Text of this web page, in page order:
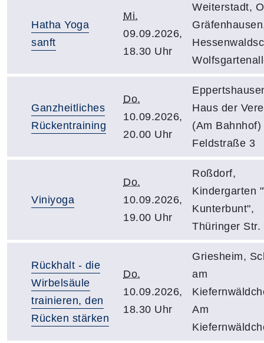
Hatha Yoga
sanft
Mi.
09.09.2026,
18.30 Uhr
Weiterstadt,
Ganzheitliches
Rückentraining
Do.
10.09.2026,
20.00 Uhr
Haus der
(Am Bahnhof)
Feldstraße 3
Viniyoga
Do.
10.09.2026,
19.00 Uhr
Roßdorf,
Kindergarten
Kunterbunt",
Thüringer Str.
Rückhalt - die
Wirbelsäule
trainieren, den
Rücken stärken
Do.
10.09.2026,
18.30 Uhr
Griesheim,
am
Am